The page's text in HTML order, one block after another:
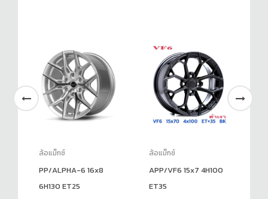
ล้อแม็กซ์
PP/ALPHA-6 16x8
6H130 ET25
ล้อแม็กซ์
APP/VF6 15x7 4H100
ET35